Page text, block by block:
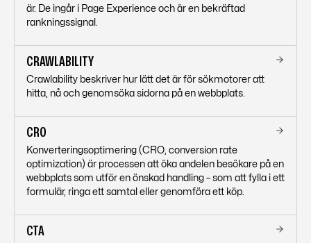
är. De ingår i Page Experience och är en bekräftad
rankningssignal.
CRAWLABILITY
Crawlability beskriver hur lätt det är för sökmotorer att
hitta, nå och genomsöka sidorna på en webbplats.
CRO
Konverteringsoptimering (CRO, conversion rate
optimization) är processen att öka andelen besökare på en
webbplats som utför en önskad handling – som att fylla i ett
formulär, ringa ett samtal eller genomföra ett köp.
CTA